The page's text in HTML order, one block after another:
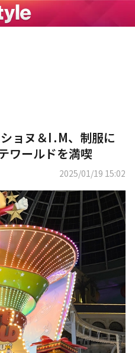
ョヌ＆I․M、制服に
ワールドを満喫
2025/01/19 15:02